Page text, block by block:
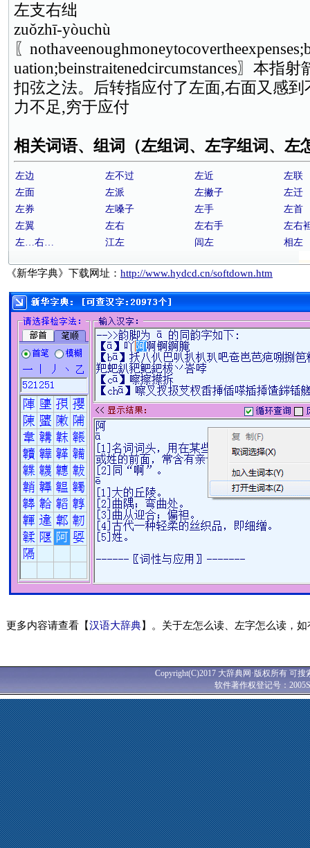
左支右绌
zuǒzhī-yòuchù
〖
uation;beinstraitenedcircumstances〗本指
扣弦之法。后转指应付了左面,右面又感
力不足,穷于应付
相关词语、组词（左组词、左字组词、左
左边 左不过 左近
左联
左面
左派 左撇子
左迁
左券
左嗓子 左手
左首
左翼
左右 左右手
左右
左…右…
江左 闾左 相左
《新华字典》下载网址： http://www.hydcd.cn/softdown.htm
更多内容请查看【汉语大辞典】。关于左怎么读、左字怎么读，
Copyright(C)2017 大辞典网·版权所有 可
软件著作权登记号：